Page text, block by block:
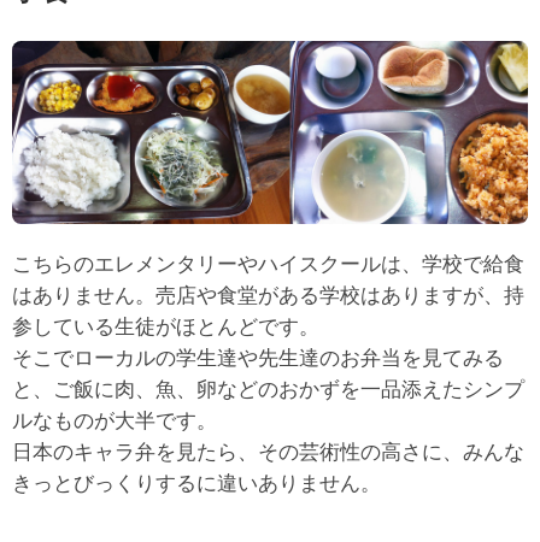
こちらのエレメンタリーやハイスクールは、学校で給食
はありません。売店や食堂がある学校はありますが、持
参している生徒がほとんどです。
そこでローカルの学生達や先生達のお弁当を見てみる
と、ご飯に肉、魚、卵などのおかずを一品添えたシンプ
ルなものが大半です。
日本のキャラ弁を見たら、その芸術性の高さに、みんな
きっとびっくりするに違いありません。